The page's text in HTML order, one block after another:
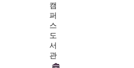
캠
퍼
스
도
서
관